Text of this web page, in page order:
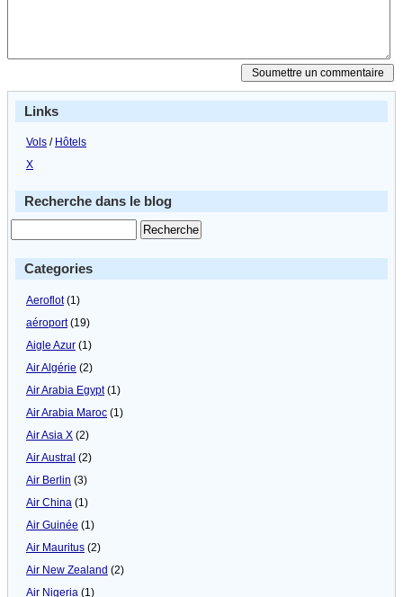
Links
Vols / Hôtels
X
Recherche dans le blog
Categories
Aeroflot(1)
aéroport(19)
Aigle Azur (1)
Air Algérie (2)
Air Arabia Egypt(1)
Air Arabia Maroc (1)
Air Asia X (2)
Air Austral (2)
Air Berlin (3)
Air China (1)
Air Guinée (1)
Air Mauritus (2)
Air New Zealand (2)
Air Nigeria (1)